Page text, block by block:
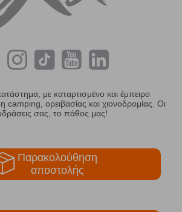
με καταρτισμένο και έμπειρο
camping, ορειβασίας και χιονοδρομίας. Οι
σας, το πάθος μας!
Παρακολούθηση
αποστολής